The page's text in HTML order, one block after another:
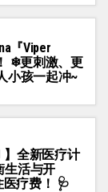
『Viper
❄更刺激、更
小孩一起冲~
】全新医疗计
生活与开
疗费！ 🩺